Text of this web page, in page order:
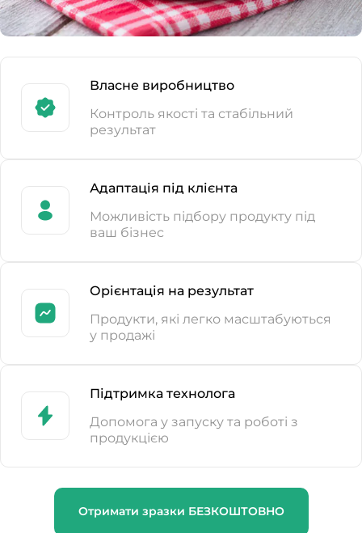
Власне виробництво
Контроль якості та стабільний
результат
Адаптація під клієнта
Можливість підбору продукту під
ваш бізнес
Орієнтація на результат
Продукти, які легко масштабуються
у продажі
Підтримка технолога
Допомога у запуску та роботі з
продукцією
Отримати зразки БЕЗКОШТОВНО